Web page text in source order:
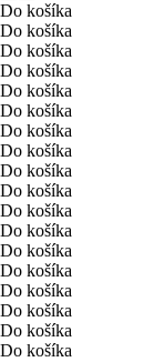
Do košíka
Do košíka
Do košíka
Do košíka
Do košíka
Do košíka
Do košíka
Do košíka
Do košíka
Do košíka
Do košíka
Do košíka
Do košíka
Do košíka
Do košíka
Do košíka
Do košíka
Do košíka